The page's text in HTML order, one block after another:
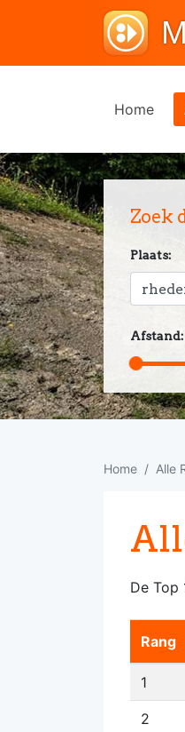
Home
Zoek
Plaats:
Afstand:
Home Alle
De Top
Rang
1
2